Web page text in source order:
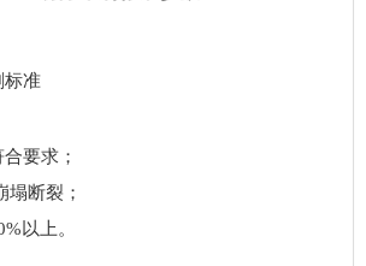
标准
要求；
塌断裂；
以上。